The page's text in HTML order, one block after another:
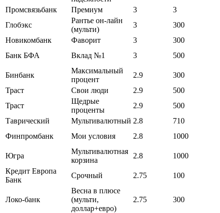
Промсвязьбанк
Премиум 3
3
Глобэкс
Рантье он-лайн
(мульти)
3
300
Новикомбанк
Фаворит 3
300
Банк БФА
Вклад №1 3 500
Бинбанк
Максимальный
процент
2.9
300
Траст
Свои люди 2.9
500
Траст
Щедрые
проценты
2.9
500
Таврический
Мультивалютный 2.8
710
Финпромбанк
Мои условия 2.8 1000
Югра
Мультивалютная
корзина
2.8
1000
Кредит Европа
Банк
Срочный 2.75 100
Локо-банк
Весна в плюсе
(мульти,
доллар+евро)
2.75 300